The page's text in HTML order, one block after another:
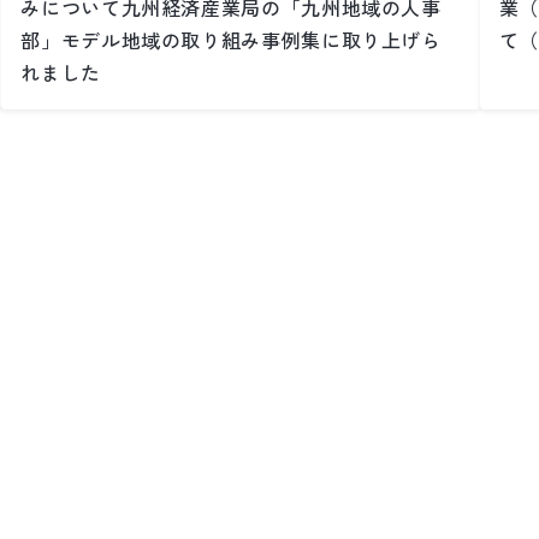
みについて九州経済産業局の「九州地域の人事
部」モデル地域の取り組み事例集に取り上げら
れました
業
て